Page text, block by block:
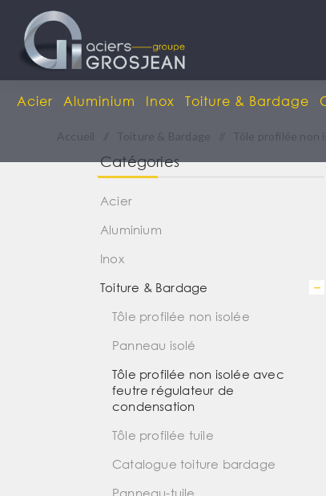
Acier Aluminium Inox Toiture & Bardage
Accueil Toiture & Bardage Tôle profilée
Catégories
Acier
Aluminium
Inox
Toiture & Bardage
Tôle profilée non isolée
Panneau isolé
Tôle profilée non isolée avec
feutre régulateur de
condensation
Tôle profilée tuile
Catalogue toiture bardage
Panneau-tuile